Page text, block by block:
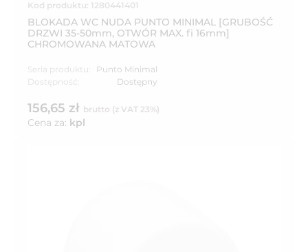
Kod produktu: 1280441401
BLOKADA WC NUDA PUNTO MINIMAL [GRUBOŚĆ
DRZWI 35-50mm, OTWÓR MAX. fi 16mm]
CHROMOWANA MATOWA
Seria produktu:
Punto Minimal
Dostępność:
Dostępny
156,65 zł brutto (z VAT 23%)
Cena za: kpl